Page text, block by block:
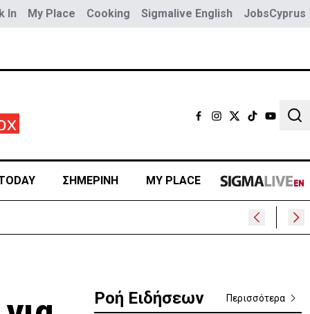
In My Place Cooking Sigmalive English JobsCyprus
ΣΗΜΕΡΙΝΗ MY PLACE
Ροή Ειδήσεων Περισσότερα